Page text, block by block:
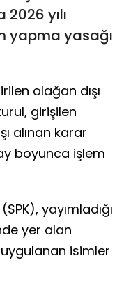
yılı
yapma yasağı
olağan dışı
girişilen
alınan karar
boyunca işlem
yayımladığı
yer alan
uygulanan isimler